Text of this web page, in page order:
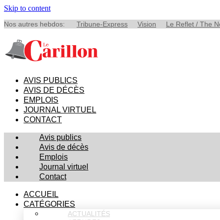
Skip to content
Nos autres hebdos: Tribune-Express Vision Le Reflet / The
AVIS PUBLICS
AVIS DE DÉCÈS
EMPLOIS
JOURNAL VIRTUEL
CONTACT
Avis publics
Avis de décès
Emplois
Journal virtuel
Contact
ACCUEIL
CATÉGORIES
ACTUALITÉS